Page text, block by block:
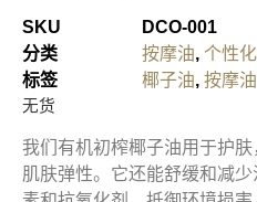
SKU
DCO-001
分类
按摩油, 个性
标签
椰子油, 按摩油
无货
我们有机初榨椰子油用于护
肌肤弹性。它还能舒缓和减